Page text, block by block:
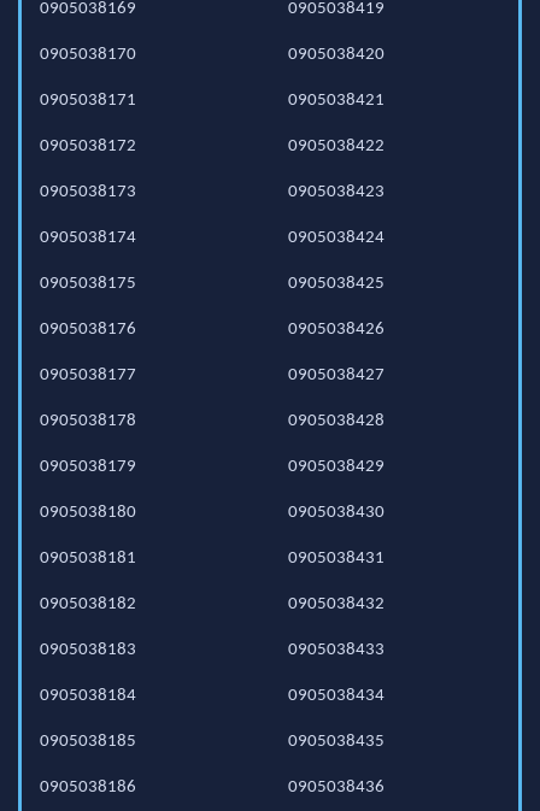
0905038169
0905038170
0905038171
0905038172
0905038173
0905038174
0905038175
0905038176
0905038177
0905038178
0905038179
0905038180
0905038181
0905038182
0905038183
0905038184
0905038185
0905038186
0905038419
0905038420
0905038421
0905038422
0905038423
0905038424
0905038425
0905038426
0905038427
0905038428
0905038429
0905038430
0905038431
0905038432
0905038433
0905038434
0905038435
0905038436